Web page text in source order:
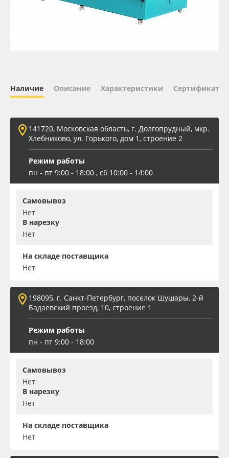
ПЭТ листовой
ПЭТ бэклит
Вспененный ПВХ
Баннер
Заготовки для сувениров
Наличие Описание Характеристики Сертификаты
141720, Московская область, г. Долгопрудный, мкр.
Хлебниково, ул. Горького, дом 1, строение 2
Режим работы
пн - пт 9:00 - 18:00 , сб 10:00 - 14:00
Самовывоз
Нет
В нарезку
Нет
На складе поставщика
Нет
198095, г. Санкт-Петербург, поселок Шушары, 2-й
Бадаевский проезд, 10, строение 1
Режим работы
пн - пт 9:00 - 18:00
Самовывоз
Нет
В нарезку
Нет
На складе поставщика
Нет